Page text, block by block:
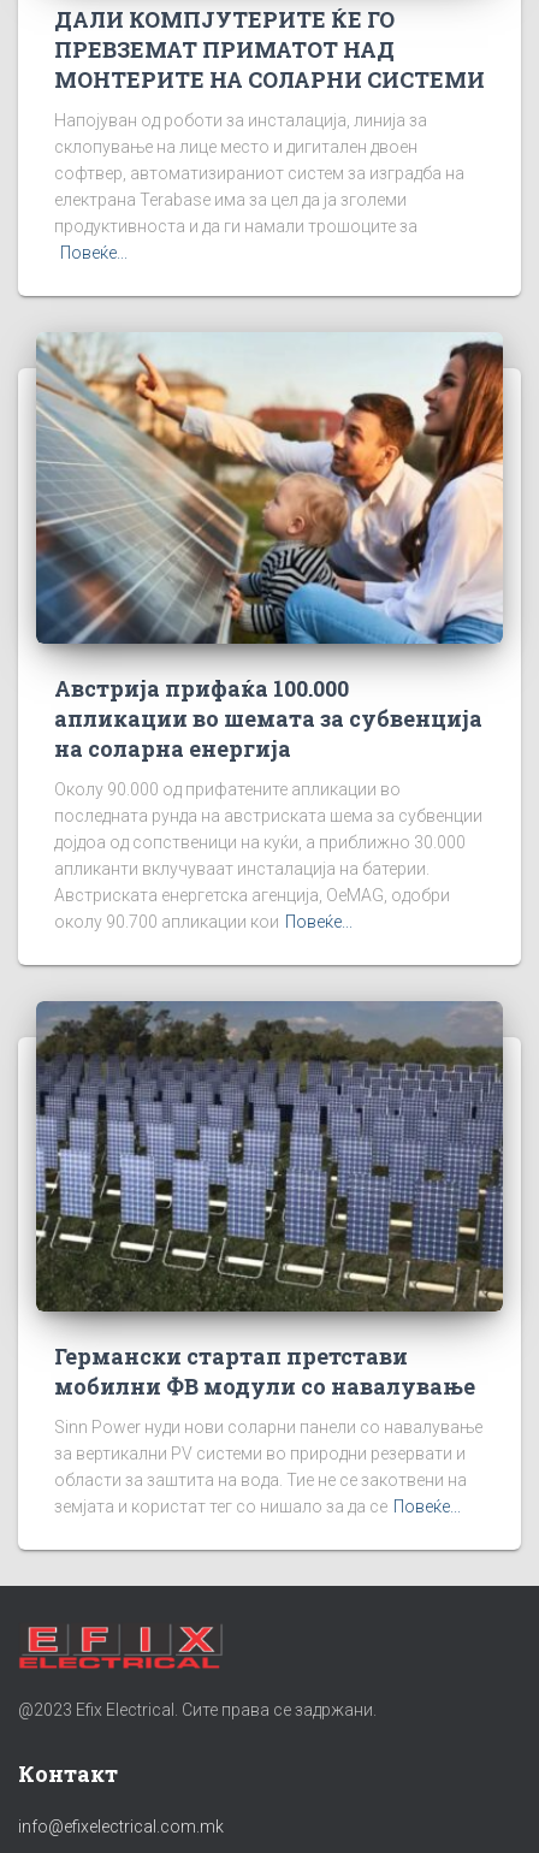
ДАЛИ КОМПЈУТЕРИТЕ ЌЕ ГО
ПРЕВЗЕМАТ ПРИМАТОТ НАД
МОНТЕРИТЕ НА СОЛАРНИ СИСТЕМИ
Напојуван од роботи за инсталација, линија за
склопување на лице место и дигитален двоен
софтвер, автоматизираниот систем за изградба на
електрана Terabase има за цел да ја зголеми
продуктивноста и да ги намали трошоците за
Повеќе...
Австрија прифаќа 100.000
апликации во шемата за субвенција
на соларна енергија
Околу 90.000 од прифатените апликации во
последната рунда на австриската шема за субвенции
дојдоа од сопственици на куќи, а приближно 30.000
апликанти вклучуваат инсталација на батерии.
Австриската енергетска агенција, OeMAG, одобри
околу 90.700 апликации кои Повеќе...
Германски стартап претстави
мобилни ФВ модули со навалување
Sinn Power нуди нови соларни панели со навалување
за вертикални PV системи во природни резервати и
области за заштита на вода. Тие не се закотвени на
земјата и користат тег со нишало за да се Повеќе...
@2023 Efix Electrical. Сите права се задржани.
Контакт
info@efixelectrical.com.mk